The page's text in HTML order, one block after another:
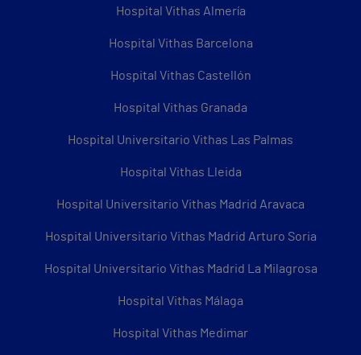
Hospital Vithas Almería
Hospital Vithas Barcelona
Hospital Vithas Castellón
Hospital Vithas Granada
Hospital Universitario Vithas Las Palmas
Hospital Vithas Lleida
Hospital Universitario Vithas Madrid Aravaca
Hospital Universitario Vithas Madrid Arturo Soria
Hospital Universitario Vithas Madrid La Milagrosa
Hospital Vithas Málaga
Hospital Vithas Medimar